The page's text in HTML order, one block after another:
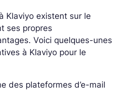
Klaviyo existent sur le
ses propres
Voici quelques-unes
à Klaviyo pour le
des plateformes d’e-mail